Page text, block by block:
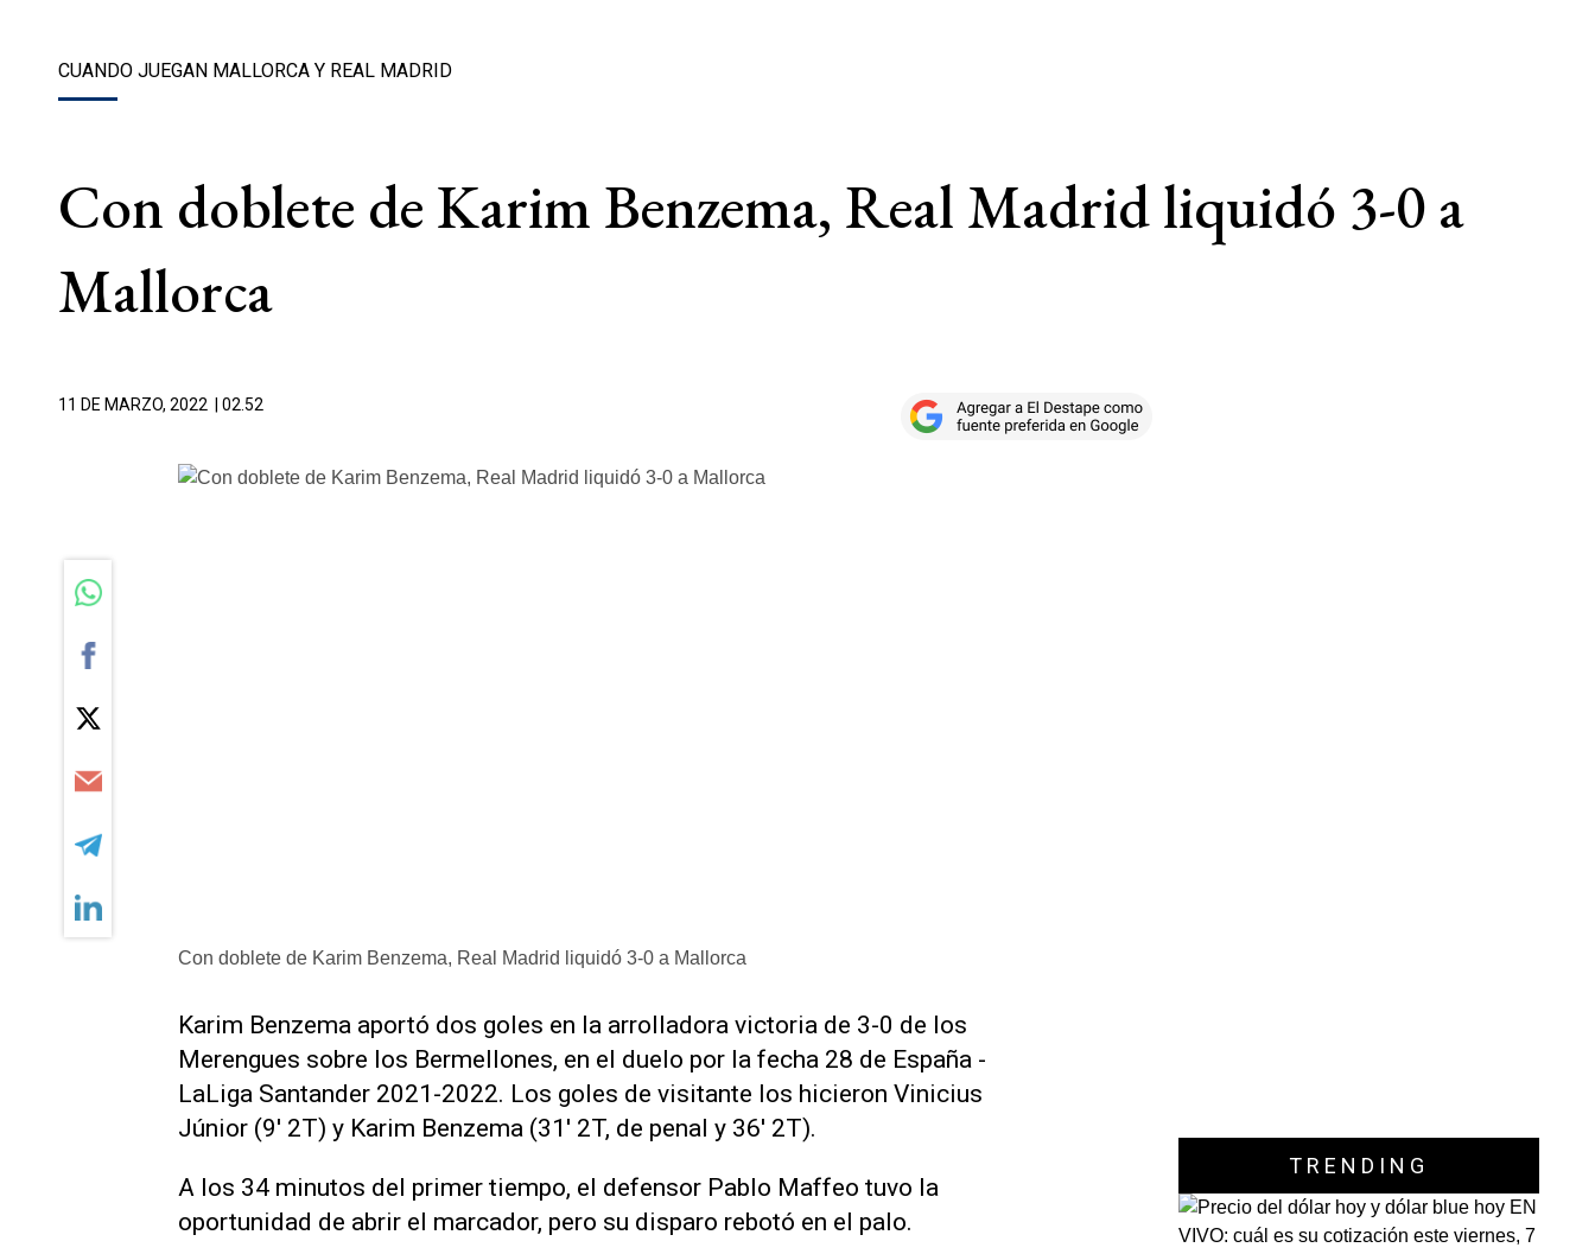
CUANDO JUEGAN MALLORCA Y REAL MADRID
Con doblete de Karim Benzema, Real Madrid liquidó 3-0 a
Mallorca
11 DE MARZO, 2022 | 02.52
Con doblete de Karim Benzema, Real Madrid liquidó 3-0 a Mallorca
Karim Benzema aportó dos goles en la arrolladora victoria de 3-0 de los
Merengues sobre los Bermellones, en el duelo por la fecha 28 de España -
LaLiga Santander 2021-2022. Los goles de visitante los hicieron Vinicius
Júnior (9' 2T) y Karim Benzema (31' 2T, de penal y 36' 2T).
A los 34 minutos del primer tiempo, el defensor Pablo Maffeo tuvo la
oportunidad de abrir el marcador, pero su disparo rebotó en el palo.
TRENDING